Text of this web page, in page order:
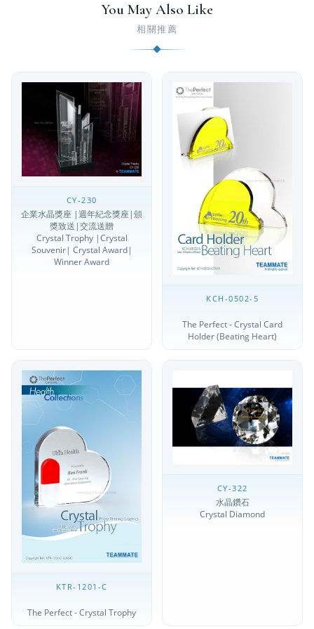
You May Also Like
相關推薦
CY-230
企業水晶獎座 |週年紀念獎座|頒
獎致送|交流送贈
Crystal Trophy |Crystal
Souvenir| Crystal Award|
Winner Award
KCH-0502-5
The Perfect - Crystal Card
Holder (Beating Heart)
KTR-1201-C
The Perfect - Crystal Trophy
CY-322
水晶鑽石
Crystal Diamond